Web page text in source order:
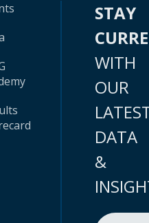
STAY
WITH
OUR
DATA
&